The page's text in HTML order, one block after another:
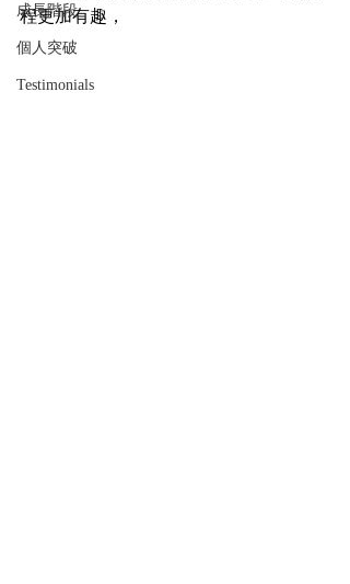
成長階段
個人突破
Testimonials
程更加有趣，